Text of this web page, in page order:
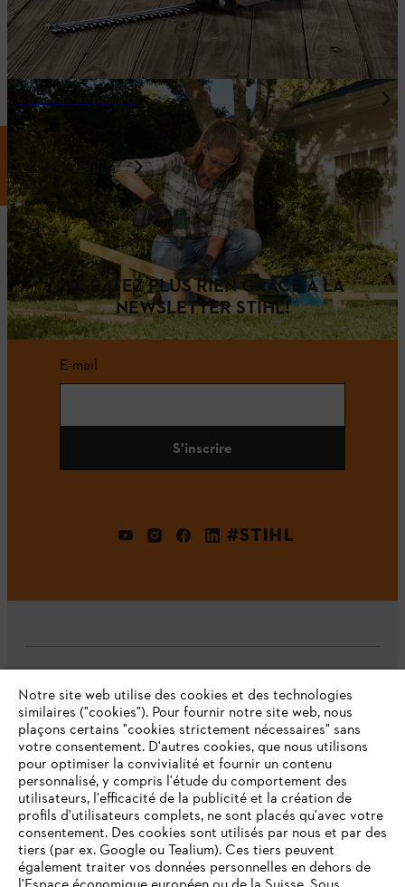
Conseils et projets
Tous les produits
NE RATEZ PLUS RIEN GRÂCE À LA
NEWSLETTER STIHL!
E-mail
S'inscrire
#STIHL
L'Entreprise
Questions fréquentes
Service
Notre site web utilise des cookies et des technologies
similaires ("cookies"). Pour fournir notre site web, nous
plaçons certains "cookies strictement nécessaires" sans
votre consentement. D'autres cookies, que nous utilisons
pour optimiser la convivialité et fournir un contenu
personnalisé, y compris l'étude du comportement des
utilisateurs, l'efficacité de la publicité et la création de
profils d'utilisateurs complets, ne sont placés qu'avec votre
consentement. Des cookies sont utilisés par nous et par des
tiers (par ex. Google ou Tealium). Ces tiers peuvent
également traiter vos données personnelles en dehors de